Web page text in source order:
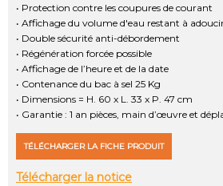
• Protection contre les coupures de courant
• Affichage du volume d'eau restant à
• Double sécurité anti-débordement
• Régénération forcée possible
• Affichage de l’heure et de la date
• Contenance du bac à sel 25 Kg
• Dimensions = H. 60 x L. 33 x P. 47 cm
• Garantie : 1 an pièces, main d’œuvre et
TÉLÉCHARGER LA FICHE PRODUIT
Télécharger la notice